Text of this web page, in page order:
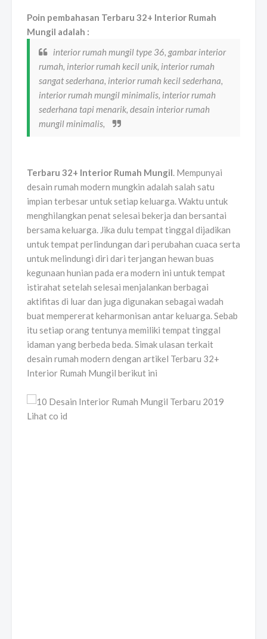
Poin pembahasan Terbaru 32+ Interior Rumah
Mungil adalah :
interior rumah mungil type 36, gambar interior
rumah, interior rumah kecil unik, interior rumah
sangat sederhana, interior rumah kecil sederhana,
interior rumah mungil minimalis, interior rumah
sederhana tapi menarik, desain interior rumah
mungil minimalis,
Terbaru 32+ Interior Rumah Mungil. Mempunyai
desain rumah modern mungkin adalah salah satu
impian terbesar untuk setiap keluarga. Waktu untuk
menghilangkan penat selesai bekerja dan bersantai
bersama keluarga. Jika dulu tempat tinggal dijadikan
untuk tempat perlindungan dari perubahan cuaca serta
untuk melindungi diri dari terjangan hewan buas
kegunaan hunian pada era modern ini untuk tempat
istirahat setelah selesai menjalankan berbagai
aktifitas di luar dan juga digunakan sebagai wadah
buat mempererat keharmonisan antar keluarga. Sebab
itu setiap orang tentunya memiliki tempat tinggal
idaman yang berbeda beda. Simak ulasan terkait
desain rumah modern dengan artikel Terbaru 32+
Interior Rumah Mungil berikut ini